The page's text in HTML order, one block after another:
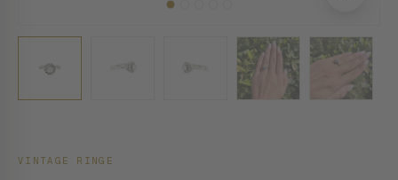
VINTAGE RINGE